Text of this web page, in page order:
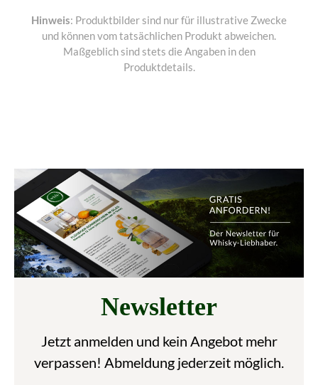
Hinweis: Produktbilder sind nur für illustrative Zwecke
und können vom tatsächlichen Produkt abweichen.
Maßgeblich sind stets die Angaben in den
Produktdetails.
Newsletter
Jetzt anmelden und kein Angebot mehr
verpassen! Abmeldung jederzeit möglich.